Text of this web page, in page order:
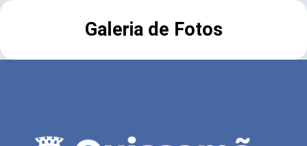
Galeria de Fotos